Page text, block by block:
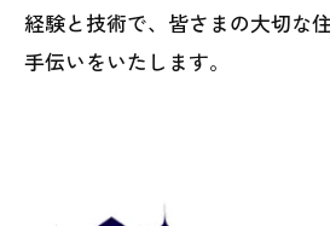
経験と技術で、皆さまの大切な
手伝いをいたします。